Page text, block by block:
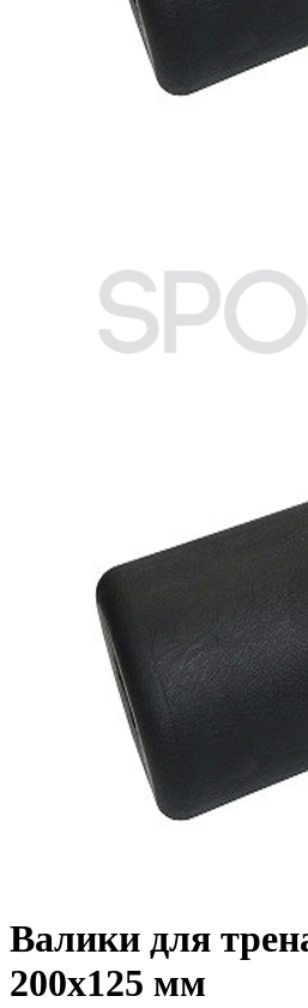
Валики для
200х125 мм